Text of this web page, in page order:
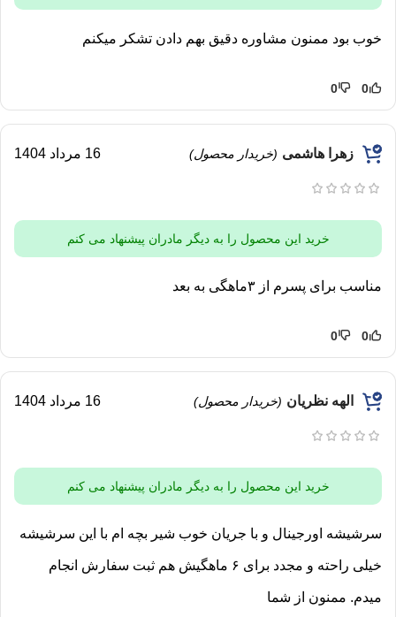
خوب بود ممنون مشاوره دقیق بهم دادن تشکر میکنم
0
0
زهرا هاشمی (خریدار محصول) 16 مرداد 1404
خرید این محصول را به دیگر مادران پیشنهاد می کنم
مناسب برای پسرم از ۳ماهگی به بعد
0
0
الهه نظریان (خریدار محصول) 16 مرداد 1404
خرید این محصول را به دیگر مادران پیشنهاد می کنم
سرشیشه اورجینال و با جریان خوب شیر بچه ام با این سرشیشه
خیلی راحته و مجدد برای ۶ ماهگیش هم ثبت سفارش انجام
میدم. ممنون از شما